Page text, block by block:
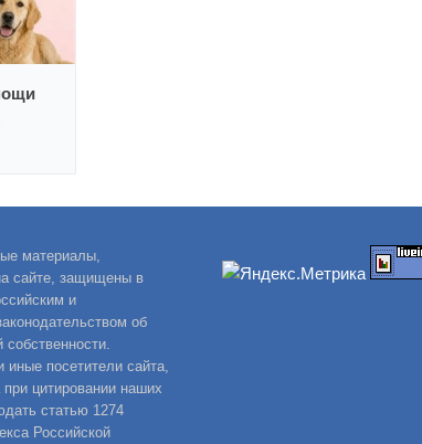
материалы,
сайте, защищены в
и
об
собственности.
посетители сайта,
цитировании наших
статью 1274
Российской